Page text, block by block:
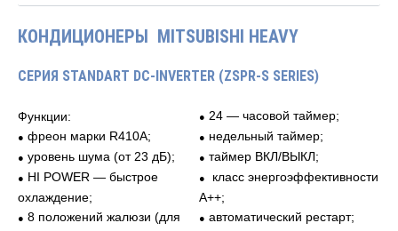
КОНДИЦИОНЕРЫ MITSUBISHI HEAVY
СЕРИЯ STANDART DC-INVERTER (ZSPR-S SERIES)
Функции:
● фреон марки R410A;
● уровень шума (от 23 дБ);
● HI POWER — быстрое
охлаждение;
● 8 положений жалюзи (для
● 24 — часовой таймер;
● недельный таймер;
● таймер ВКЛ/ВЫКЛ;
●
класс энергоэффективности
A++;
● автоматический рестарт;